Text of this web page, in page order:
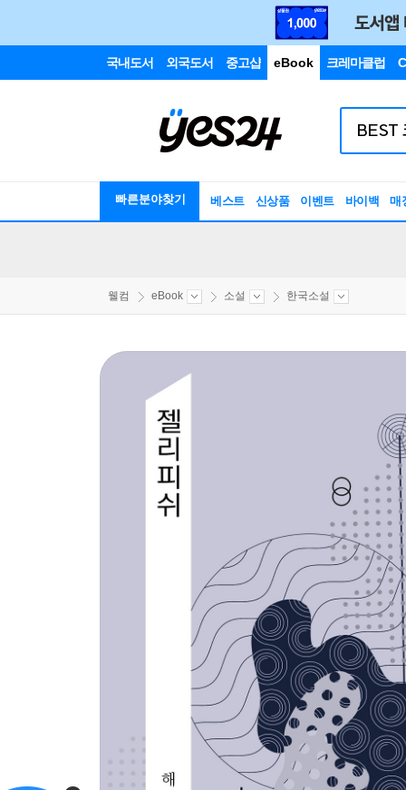
국내도서 외국도서 중고샵 eBook 크레마클럽
빠른분야찾기 베스트 신상품 이벤트 바이백 매
웰컴 eBook 소설 한국소설